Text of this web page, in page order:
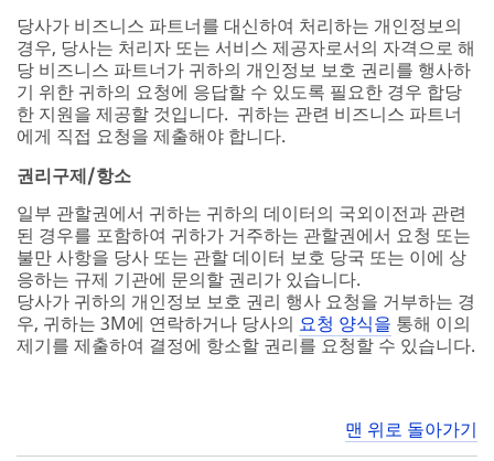
당사가 비즈니스 파트너를 대신하여 처리하는 개인정보의
경우, 당사는 처리자 또는 서비스 제공자로서의 자격으로 해
당 비즈니스 파트너가 귀하의 개인정보 보호 권리를 행사하
기 위한 귀하의 요청에 응답할 수 있도록 필요한 경우 합당
한 지원을 제공할 것입니다. 귀하는 관련 비즈니스 파트너
에게 직접 요청을 제출해야 합니다.
권리구제/항소
일부 관할권에서 귀하는 귀하의 데이터의 국외이전과 관련
된 경우를 포함하여 귀하가 거주하는 관할권에서 요청 또는
불만 사항을 당사 또는 관할 데이터 보호 당국 또는 이에 상
응하는 규제 기관에 문의할 권리가 있습니다.
당사가 귀하의 개인정보 보호 권리 행사 요청을 거부하는 경
우, 귀하는 3M에 연락하거나 당사의 요청 양식을 통해 이의
제기를 제출하여 결정에 항소할 권리를 요청할 수 있습니다.
맨 위로 돌아가기